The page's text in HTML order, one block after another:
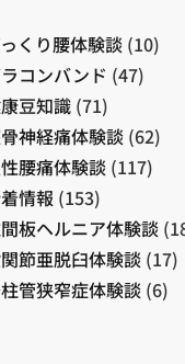
くり腰体験談 (10)
コンバンド (47)
豆知識 (71)
神経痛体験談 (62)
腰痛体験談 (117)
情報 (153)
板ヘルニア体験談
節亜脱臼体験談 (17)
管狭窄症体験談 (6)